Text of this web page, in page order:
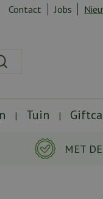
MET
Contact Jobs
Tuin